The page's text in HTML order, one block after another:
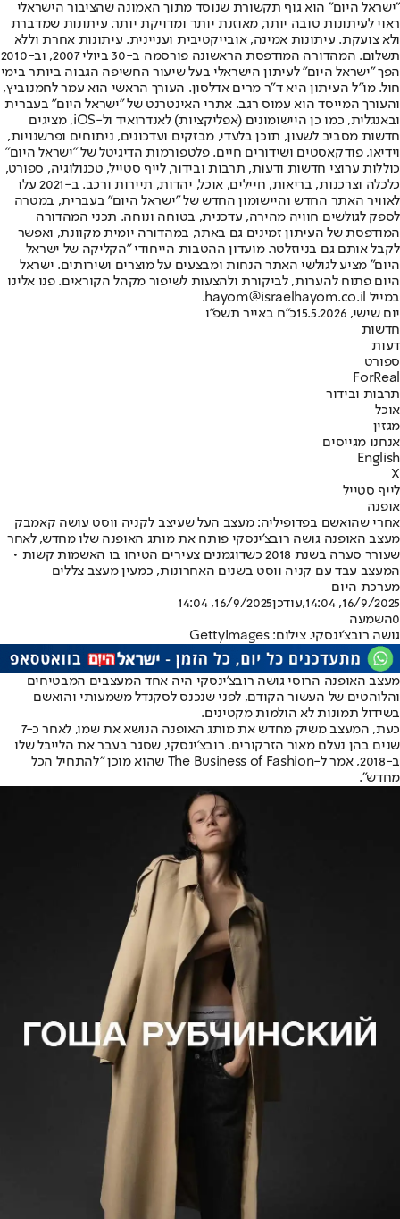
"ישראל היום" הוא גוף תקשורת שנוסד מתוך האמונה שהציבור הישראלי
ראוי לעיתונות טובה יותר, מאוזנת יותר ומדויקת יותר. עיתונות שמדברת
ולא צועקת. עיתונות אמינה, אובייקטיבית ועניינית. עיתונות אחרת וללא
תשלום. המהדורה המודפסת הראשונה פורסמה ב-30 ביולי 2007, וב-2010
הפך "ישראל היום" לעיתון הישראלי בעל שיעור החשיפה הגבוה ביותר בימי
חול. מו"ל העיתון היא ד"ר מרים אדלסון. העורך הראשי הוא עמר לחמנוביץ,
והעורך המייסד הוא עמוס רגב. אתרי האינטרנט של "ישראל היום" בעברית
ובאנגלית, כמו כן היישומונים (אפליקציות) לאנדרואיד ול-iOS, מציגים
חדשות מסביב לשעון, תוכן בלעדי, מבזקים ועדכונים, ניתוחים ופרשנויות,
וידיאו, פודקאסטים ושידורים חיים. פלטפורמות הדיגיטל של "ישראל היום"
כוללות ערוצי חדשות ודעות, תרבות ובידור, לייף סטייל, טכנולוגיה, ספורט,
כלכלה וצרכנות, בריאות, חיילים, אוכל, יהדות, תיירות ורכב. ב-2021 עלו
לאוויר האתר החדש והיישומון החדש של "ישראל היום" בעברית, במטרה
לספק לגולשים חוויה מהירה, עדכנית, בטוחה ונוחה. תכני המהדורה
המודפסת של העיתון זמינים גם באתר, במהדורה יומית מקוונת, ואפשר
לקבל אותם גם בניוזלטר. מועדון ההטבות הייחודי "הקליקה של ישראל
היום" מציע לגולשי האתר הנחות ומבצעים על מוצרים ושירותים. ישראל
היום פתוח להערות, לביקורת ולהצעות לשיפור מקהל הקוראים. פנו אלינו
במייל hayom@israelhayom.co.il.
יום שישי, 15.5.2026
כ"ח באייר תשפ"ו
חדשות
דעות
ספורט
ForReal
תרבות ובידור
אוכל
מגזין
אנחנו מגייסים
English
X
לייף סטייל
אופנה
אחרי שהואשם בפדופיליה: מעצב העל שעיצב לקניה ווסט עושה קאמבק
מעצב האופנה גושה רובצ'ינסקי פותח את מותג האופנה שלו מחדש, לאחר
שעורר סערה בשנת 2018 כשדוגמנים צעירים הטיחו בו האשמות קשות •
המעצב עבד עם קניה ווסט בשנים האחרונות, כמעין מעצב צללים
מערכת היום
16/9/2025, 14:04
,עודכן16/9/2025, 14:04
0השמעה
גושה רובצ'ינסקי. צילום: GettyImages
מעצב האופנה הרוסי גושה רובצ'ינסקי היה אחד המעצבים המבטיחים
והלוהטים של העשור הקודם, לפני שנכנס לסקנדל משמעותי והואשם
בשידול תמונות לא הולמות מקטינים.
כעת, המעצב משיק מחדש את מותג האופנה הנושא את שמו, לאחר כ-7
שנים בהן נעלם מאור הזרקורים. רובצ'ינסקי, שסגר בעבר את הלייבל שלו
ב-2018, אמר ל-The Business of Fashion שהוא מוכן "להתחיל הכל
מחדש".